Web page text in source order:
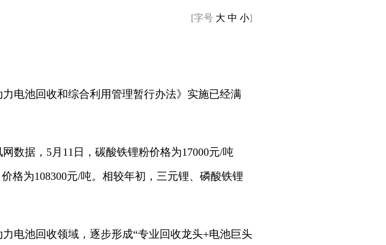
[字号 大 中 小]
池回收和综合利用管理暂行办法》实施已经满
据，5月11日，碳酸铁锂粉价格为17000元/吨
格为108300元/吨。相较年初，三元锂、磷酸铁锂
池回收领域，逐步形成“专业回收龙头+电池巨头